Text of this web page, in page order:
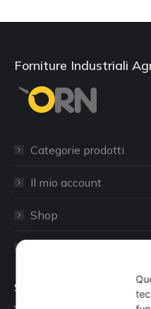
Forniture Industriali
Categorie prodotti
Il mio account
Shop
Sede